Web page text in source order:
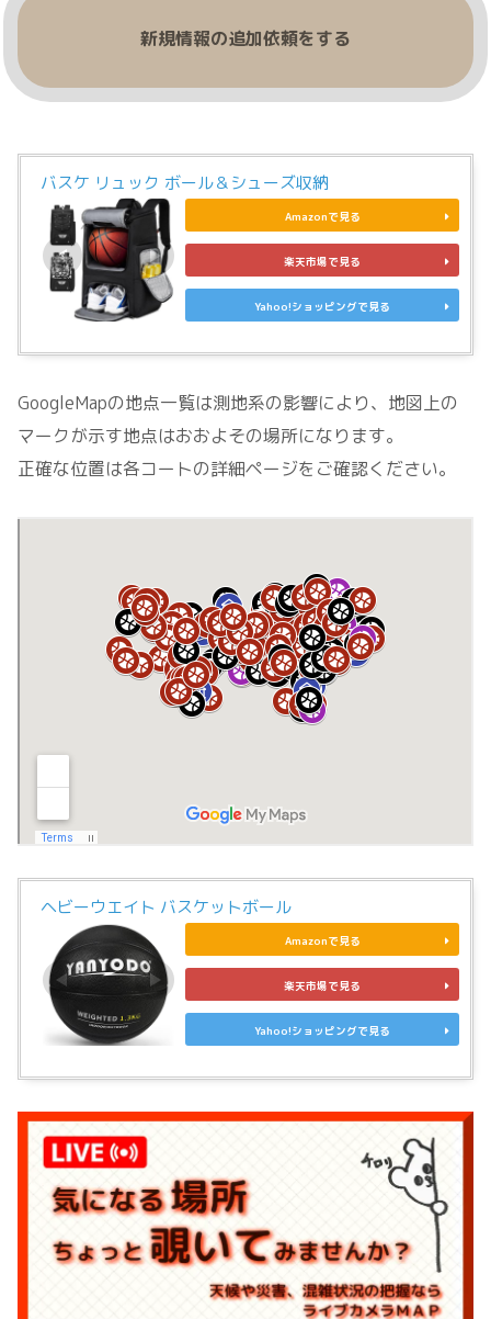
新規情報の追加依頼をする
バスケ リュック ボール＆シューズ収納
Amazonで見る
楽天市場で見る
Yahoo!ショッピングで見る
GoogleMapの地点一覧は測地系の影響により、地図上の
マークが示す地点はおおよその場所になります。
正確な位置は各コートの詳細ページをご確認ください。
ヘビーウエイト バスケットボール
Amazonで見る
楽天市場で見る
Yahoo!ショッピングで見る